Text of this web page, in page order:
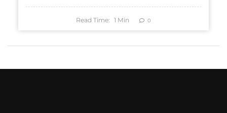
Read Time: 1 Min 0